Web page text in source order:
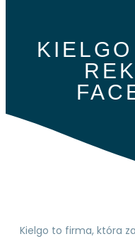
Kielgo to firma, która